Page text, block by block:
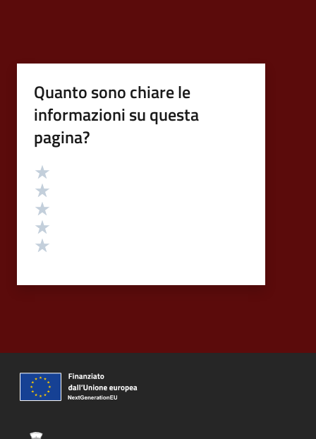
Quanto sono chiare le
informazioni su questa
pagina?
Valutazione